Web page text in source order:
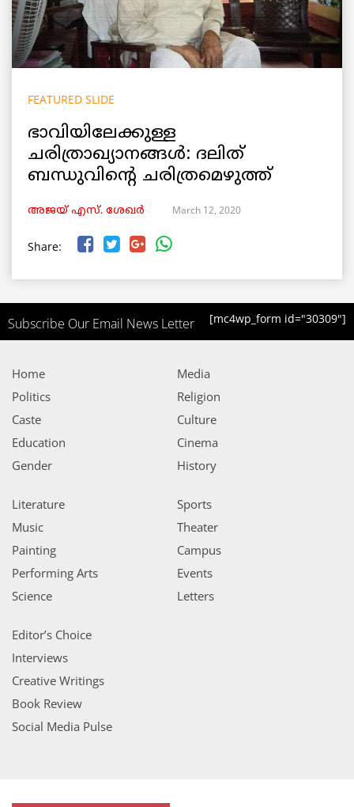
FEATURED SLIDE
ഭാവിയിലേക്കുള്ള
ചരിത്രാഖ്യാനങ്ങൾ: ദലിത്
ബന്ധുവിന്‍റെ ചരിത്രമെഴുത്ത്
അജയ് എസ്. ശേഖര്‍ March 12, 2020
Share:
Subscribe Our Email News Letter [mc4wp_form id="30309"]
Home
Politics
Caste
Education
Gender
Media
Religion
Culture
Cinema
History
Literature
Music
Painting
Performing Arts
Science
Sports
Theater
Campus
Events
Letters
Editor’s Choice
Interviews
Creative Writings
Book Review
Social Media Pulse